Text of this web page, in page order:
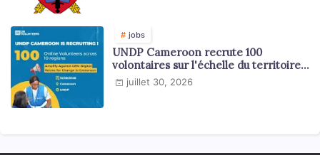
jobs
UNDP Cameroon recrute 100
volontaires sur l'échelle du territoire
national
juillet 30, 2026